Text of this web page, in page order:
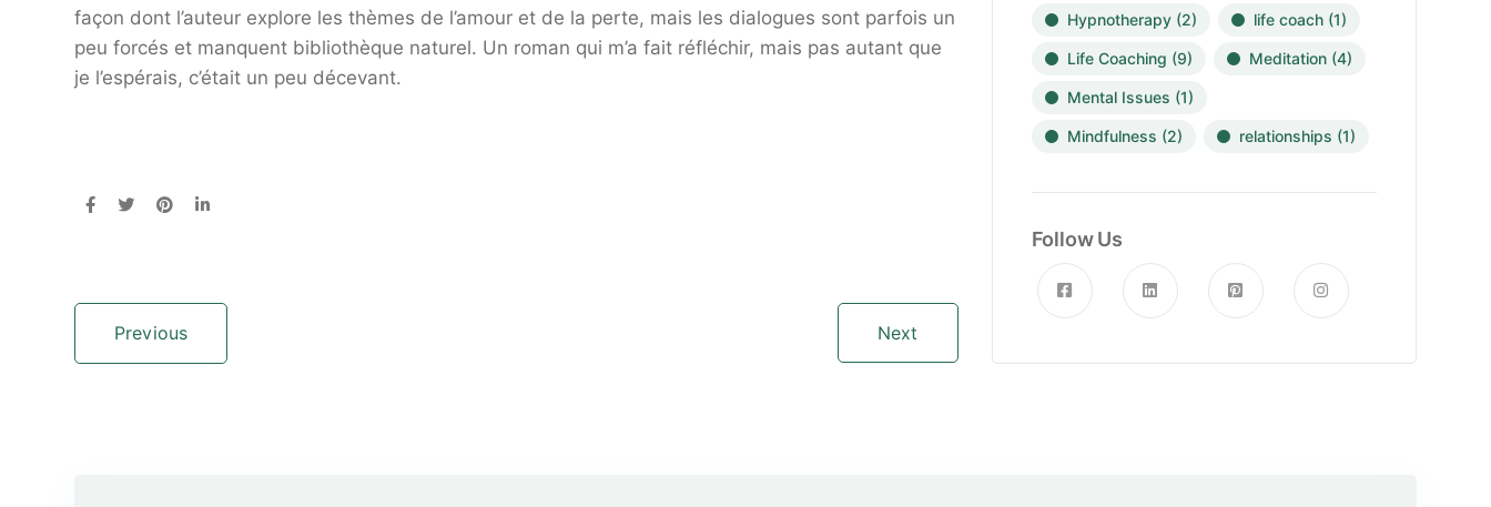
façon dont l’auteur explore les thèmes de l’amour et de la perte, mais les dialogues sont parfois un
peu forcés et manquent bibliothèque naturel. Un roman qui m’a fait réfléchir, mais pas autant que
je l’espérais, c’était un peu décevant.
Previous Next
Hypnotherapy(2) life coach(1)
Life Coaching (9) Meditation(4)
Mental Issues (1)
Mindfulness (2) relationships (1)
Follow Us